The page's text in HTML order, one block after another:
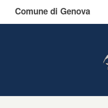
Comune di Genova